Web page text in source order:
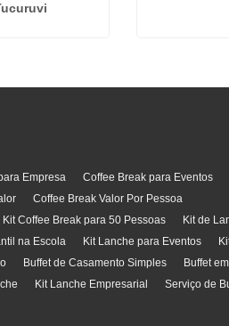
Empresa
Coffee Break para Eventos
Coffee Break Valor Por Pessoa
Kit Coffee Break para 50 Pessoas
Kit de
na Escola Kit Lanche para Eventos
Buffet de Casamento Simples
Buffet
Kit Lanche Empresarial
Serviço de